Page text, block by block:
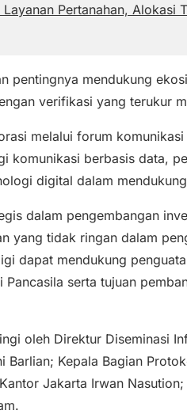
Pertanahan, Alokasi
pentingnya mendukung
verifikasi yang terukur
melalui forum komunikasi
komunikasi berbasis data,
digital dalam
dalam pengembangan
yang tidak ringan dalam
dapat mendukung
serta tujuan
oleh Direktur Diseminasi
Barlian; Kepala Bagian
Jakarta Irwan